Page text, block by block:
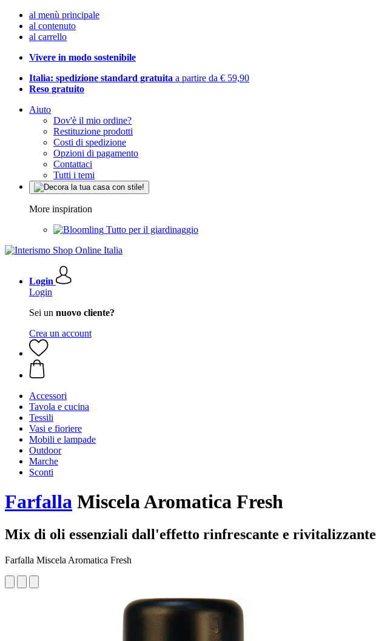
al menù principale
al contenuto
al carrello
Vivere in modo sostenibile
Italia: spedizione standard gratuita a partire da € 59,90
Reso gratuito
Aiuto
Dov'è il mio ordine?
Restituzione prodotti
Costi di spedizione
Opzioni di pagamento
Contattaci
Tutti i temi
More inspiration
Tutto per il giardinaggio
Login
Login
Sei un nuovo cliente?
Crea un account
Accessori
Tavola e cucina
Tessili
Vasi e fioriere
Mobili e lampade
Outdoor
Marche
Sconti
Farfalla Miscela Aromatica Fresh
Mix di oli essenziali dall'effetto rinfrescante e rivitalizzante
Farfalla Miscela Aromatica Fresh